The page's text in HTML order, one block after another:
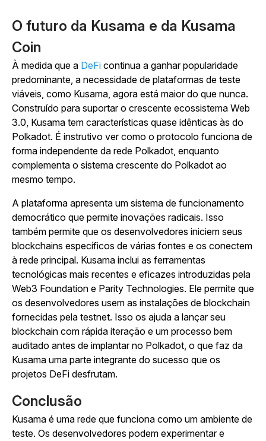
O futuro da Kusama e da Kusama
Coin
À medida que a DeFi continua a ganhar popularidade
predominante, a necessidade de plataformas de teste
viáveis, como Kusama, agora está maior do que nunca.
Construído para suportar o crescente ecossistema Web
3.0, Kusama tem características quase idênticas às do
Polkadot. É instrutivo ver como o protocolo funciona de
forma independente da rede Polkadot, enquanto
complementa o sistema crescente do Polkadot ao
mesmo tempo.
A plataforma apresenta um sistema de funcionamento
democrático que permite inovações radicais. Isso
também permite que os desenvolvedores iniciem seus
blockchains específicos de várias fontes e os conectem
à rede principal. Kusama inclui as ferramentas
tecnológicas mais recentes e eficazes introduzidas pela
Web3 Foundation e Parity Technologies. Ele permite que
os desenvolvedores usem as instalações de blockchain
fornecidas pela testnet. Isso os ajuda a lançar seu
blockchain com rápida iteração e um processo bem
auditado antes de implantar no Polkadot, o que faz da
Kusama uma parte integrante do sucesso que os
projetos DeFi desfrutam.
Conclusão
Kusama é uma rede que funciona como um ambiente de
teste. Os desenvolvedores podem experimentar e